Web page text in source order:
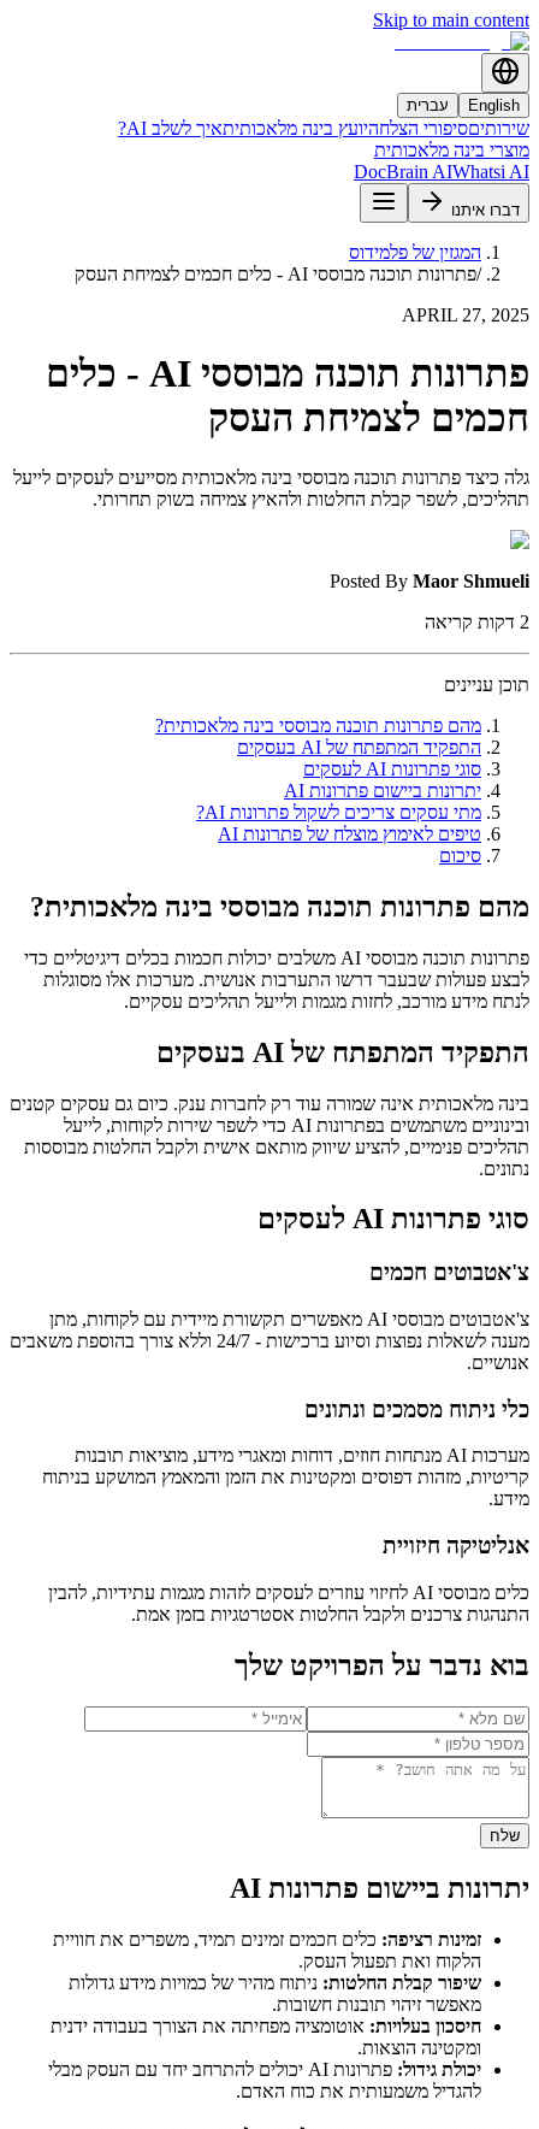
Skip to main content
English עברית
שירותיםסיפורי הצלחהיועץ בינה מלאכותיתאיך לשלב AI?
מוצרי בינה מלאכותית
DocBrain AIWhatsi AI
דברו איתנו
המגזין של פלמידוס
/פתרונות תוכנה מבוססי AI - כלים חכמים לצמיחת העסק
APRIL 27, 2025
פתרונות תוכנה מבוססי AI - כלים
חכמים לצמיחת העסק
גלה כיצד פתרונות תוכנה מבוססי בינה מלאכותית מסייעים לעסקים לייעל
תהליכים, לשפר קבלת החלטות ולהאיץ צמיחה בשוק תחרותי.
Posted By Maor Shmueli
2 דקות קריאה
תוכן עניינים
מהם פתרונות תוכנה מבוססי בינה מלאכותית?
התפקיד המתפתח של AI בעסקים
סוגי פתרונות AI לעסקים
יתרונות ביישום פתרונות AI
מתי עסקים צריכים לשקול פתרונות AI?
טיפים לאימוץ מוצלח של פתרונות AI
סיכום
מהם פתרונות תוכנה מבוססי בינה מלאכותית?
פתרונות תוכנה מבוססי AI משלבים יכולות חכמות בכלים דיגיטליים כדי
לבצע פעולות שבעבר דרשו התערבות אנושית. מערכות אלו מסוגלות
לנתח מידע מורכב, לחזות מגמות ולייעל תהליכים עסקיים.
התפקיד המתפתח של AI בעסקים
בינה מלאכותית אינה שמורה עוד רק לחברות ענק. כיום גם עסקים קטנים
ובינוניים משתמשים בפתרונות AI כדי לשפר שירות לקוחות, לייעל
תהליכים פנימיים, להציע שיווק מותאם אישית ולקבל החלטות מבוססות
נתונים.
סוגי פתרונות AI לעסקים
צ'אטבוטים חכמים
צ'אטבוטים מבוססי AI מאפשרים תקשורת מיידית עם לקוחות, מתן
מענה לשאלות נפוצות וסיוע ברכישות - 24/7 וללא צורך בהוספת משאבים
אנושיים.
כלי ניתוח מסמכים ונתונים
מערכות AI מנתחות חוזים, דוחות ומאגרי מידע, מוציאות תובנות
קריטיות, מזהות דפוסים ומקטינות את הזמן והמאמץ המושקע בניתוח
מידע.
אנליטיקה חיזויית
כלים מבוססי AI לחיזוי עוזרים לעסקים לזהות מגמות עתידיות, להבין
התנהגות צרכנים ולקבל החלטות אסטרטגיות בזמן אמת.
בוא נדבר על הפרויקט שלך
שלח
יתרונות ביישום פתרונות AI
זמינות רציפה: כלים חכמים זמינים תמיד, משפרים את חוויית
הלקוח ואת תפעול העסק.
שיפור קבלת החלטות: ניתוח מהיר של כמויות מידע גדולות
מאפשר זיהוי תובנות חשובות.
חיסכון בעלויות: אוטומציה מפחיתה את הצורך בעבודה ידנית
ומקטינה הוצאות.
יכולת גידול:
פתרונות AI יכולים להתרחב יחד עם העסק מבלי
להגדיל משמעותית את כוח האדם.